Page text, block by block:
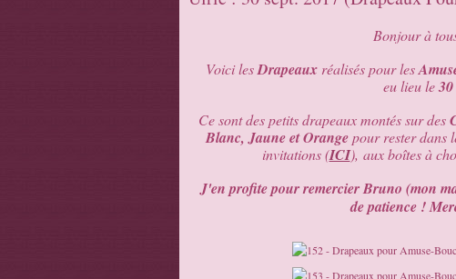
Bonjour à
Voici lesDrapeaux réalisés pour les
eu lieu le
Ce sont des petits drapeaux montés sur des
Blanc, Jaune et Orangepour rester dans
invitations (ICI), aux boîtes à
J'en profite pour remercier Bruno (mon
de patience !